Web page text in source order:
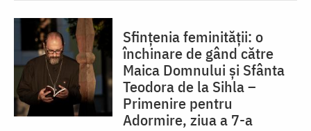
Sfințenia feminității: o
închinare de gând către
Maica Domnului și Sfânta
Teodora de la Sihla –
Primenire pentru
Adormire, ziua a 7-a